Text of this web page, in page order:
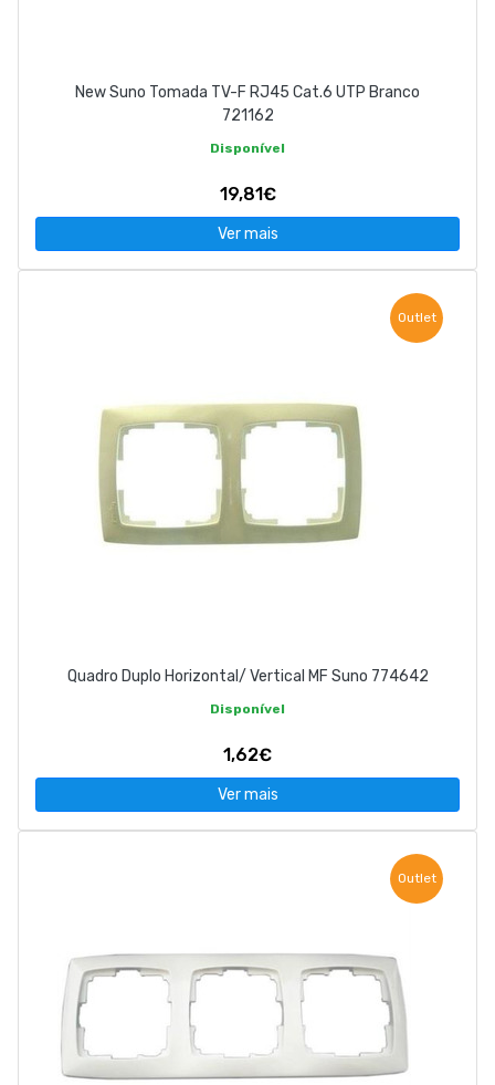
New Suno Tomada TV-F RJ45 Cat.6 UTP Branco
721162
Disponível
19,81€
Ver mais
Outlet
Quadro Duplo Horizontal/ Vertical MF Suno 774642
Disponível
1,62€
Ver mais
Outlet